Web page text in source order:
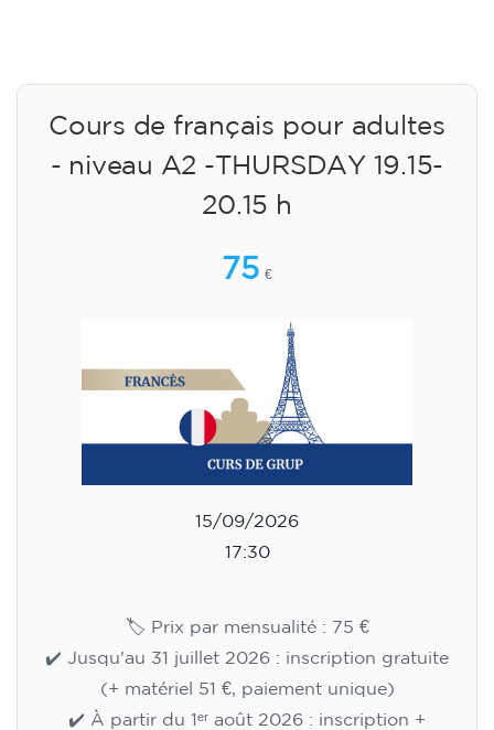
Cours de français pour adultes
- niveau A2 -THURSDAY 19.15-
20.15 h
75 €
15/09/2026
17:30
🏷️ Prix par mensualité : 75 €
✔️ Jusqu'au 31 juillet 2026 : inscription gratuite
(+ matériel 51 €, paiement unique)
✔️ À partir du 1ᵉʳ août 2026 : inscription +